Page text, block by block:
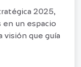
2025,
en un espacio
visión que guía